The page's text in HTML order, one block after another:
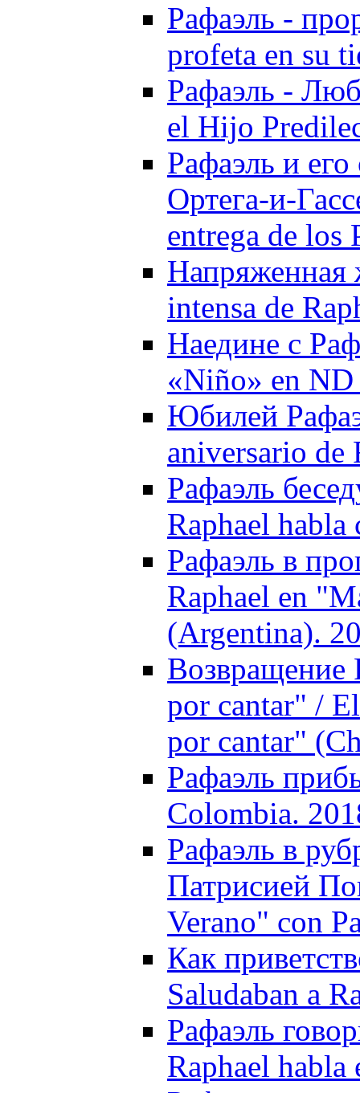
Рафаэль -
profeta en su
Рафаэль -
el Hijo
Рафаэль и
Ортега-и-
entrega de los
Напряженная
intensa de
Наедине с
«Niño» en
Юбилей
aniversario de
Рафаэль
Raphael
Рафаэль в
Raphael en
(Argentina).
Возвращение
por cantar" /
por cantar"
Рафаэль
Colombia.
Рафаэль в
Патрисией
Verano" con
Как
Saludaban a
Рафаэль
Raphael